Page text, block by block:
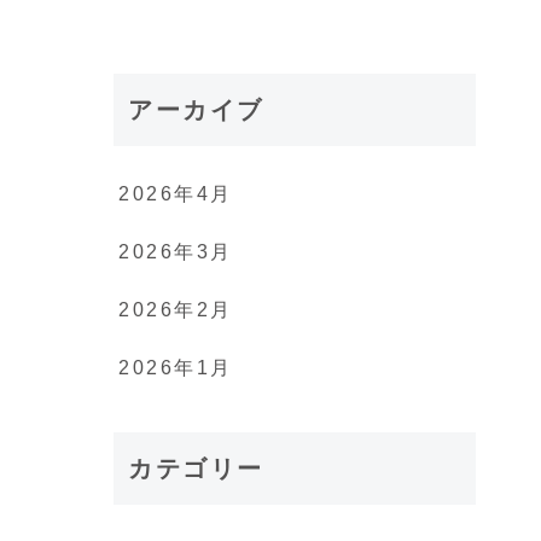
アーカイブ
2026年4月
2026年3月
2026年2月
2026年1月
カテゴリー